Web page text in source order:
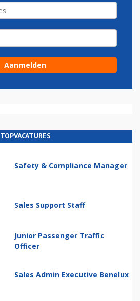
TOPVACATURES
Safety & Compliance Manager
Sales Support Staff
Junior Passenger Traffic
Officer
Sales Admin Executive Benelux